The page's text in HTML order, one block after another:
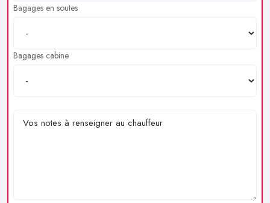
Bagages en soutes
Bagages cabine